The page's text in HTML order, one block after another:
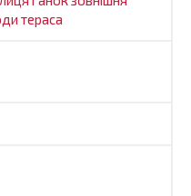
тераса